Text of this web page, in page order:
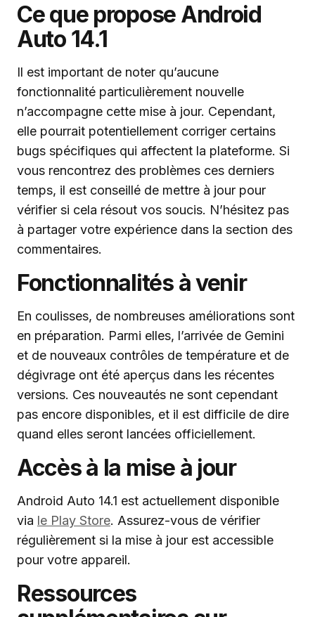
Ce que propose Android
Auto 14.1
Il est important de noter qu’aucune
fonctionnalité particulièrement nouvelle
n’accompagne cette mise à jour. Cependant,
elle pourrait potentiellement corriger certains
bugs spécifiques qui affectent la plateforme. Si
vous rencontrez des problèmes ces derniers
temps, il est conseillé de mettre à jour pour
vérifier si cela résout vos soucis. N’hésitez pas
à partager votre expérience dans la section des
commentaires.
Fonctionnalités à venir
En coulisses, de nombreuses améliorations sont
en préparation. Parmi elles, l’arrivée de Gemini
et de nouveaux contrôles de température et de
dégivrage ont été aperçus dans les récentes
versions. Ces nouveautés ne sont cependant
pas encore disponibles, et il est difficile de dire
quand elles seront lancées officiellement.
Accès à la mise à jour
Android Auto 14.1 est actuellement disponible
via le Play Store. Assurez-vous de vérifier
régulièrement si la mise à jour est accessible
pour votre appareil.
Ressources